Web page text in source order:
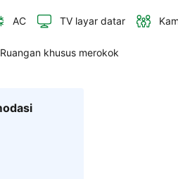
AC TV layar datar
Ruangan khusus merokok